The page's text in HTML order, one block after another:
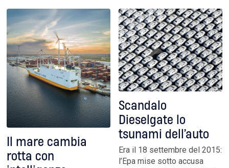
cittadini ai nuovi strumenti.
La ricetta della rettrice di
UniNettuno per ridare
centralità all’Unione in
questo settore
armi. Entro il 2050 un terzo
della produzione agricola
mondiale rischia di andare
perso a causa di eventi
climatici, crisi geopolitiche,
instabilità delle filiere
Il mare cambia
rotta con
Scandalo
Dieselgate lo
tsunami dell’auto
Era il 18 settembre del 2015:
l’Epa mise sotto accusa